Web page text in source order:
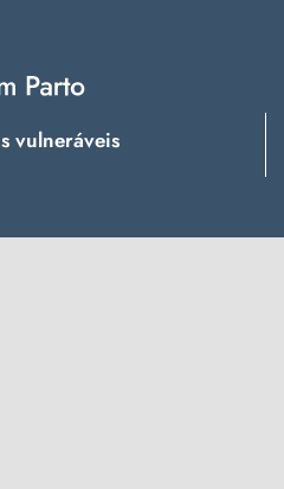
vulneráveis